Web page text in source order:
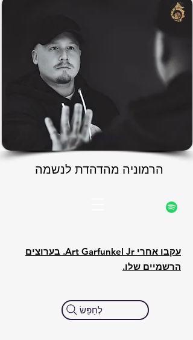
הרמוניה מהדהדת לנשמה
הרמוניה מהדהדת לנשמה
האתר הרשמי
לְחַפֵּשׂ
עקבו אחרי Art Garfunkel Jr. בערוצים
הרשמיים שלו.